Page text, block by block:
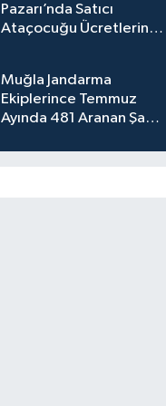
Pazarı’nda Satıcı
Ataçocuğu Ücretlerin
Muğla Jandarma
Ekiplerince Temmuz
Ayında 481 Aranan Şahıs